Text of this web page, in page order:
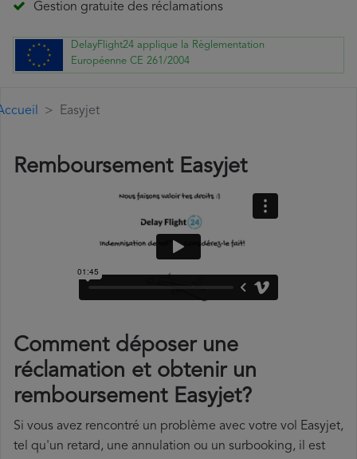
Gestion gratuite des réclamations
DelayFlight24 applique la Règlementation
Européenne CE 261/2004
Easyjet
Remboursement Easyjet
Comment déposer une
réclamation et obtenir un
remboursement Easyjet?
Si vous avez rencontré un problème avec votre vol Easyjet,
tel qu'un retard, une annulation ou un surbooking, il est